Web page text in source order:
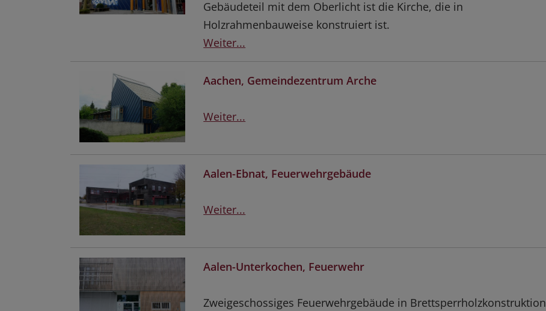
Gebäudeteil mit dem Oberlicht ist die Kirche, die in
Holzrahmenbauweise konstruiert ist.
Weiter...
Aachen, Gemeindezentrum Arche
Weiter...
Aalen-Ebnat, Feuerwehrgebäude
Weiter...
Aalen-Unterkochen, Feuerwehr
Zweigeschossiges Feuerwehrgebäude in Brettsperrholzkonstruktion